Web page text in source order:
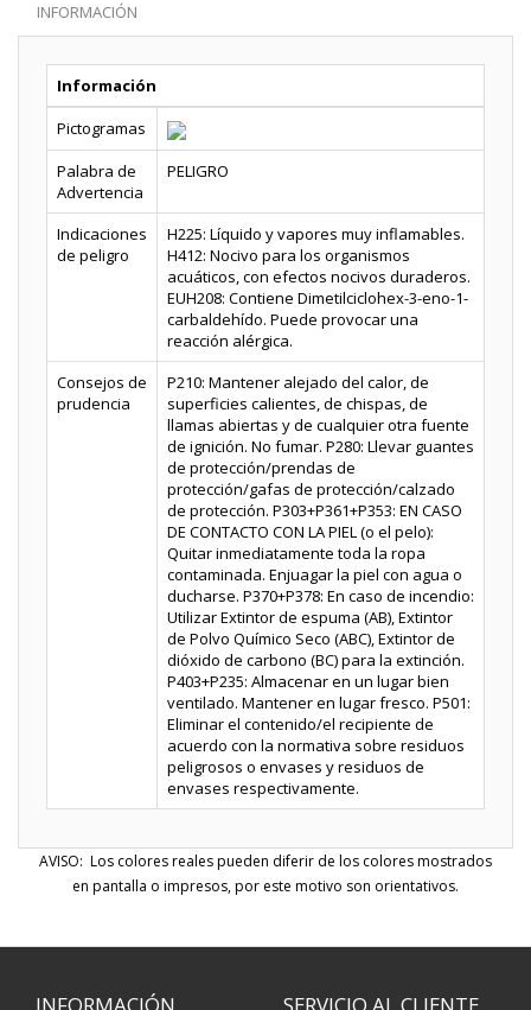
INFORMACIÓN
Información
Pictogramas
Palabra de
Advertencia
PELIGRO
Indicaciones
de peligro
H225: Líquido y vapores muy inflamables.
H412: Nocivo para los organismos
acuáticos, con efectos nocivos duraderos.
EUH208: Contiene Dimetilciclohex-3-eno-1-
carbaldehído. Puede provocar una
reacción alérgica.
Consejos de
prudencia
P210: Mantener alejado del calor, de
superficies calientes, de chispas, de
llamas abiertas y de cualquier otra fuente
de ignición. No fumar. P280: Llevar guantes
de protección/prendas de
protección/gafas de protección/calzado
de protección. P303+P361+P353: EN CASO
DE CONTACTO CON LA PIEL (o el pelo):
Quitar inmediatamente toda la ropa
contaminada. Enjuagar la piel con agua o
ducharse. P370+P378: En caso de incendio:
Utilizar Extintor de espuma (AB), Extintor
de Polvo Químico Seco (ABC), Extintor de
dióxido de carbono (BC) para la extinción.
P403+P235: Almacenar en un lugar bien
ventilado. Mantener en lugar fresco. P501:
Eliminar el contenido/el recipiente de
acuerdo con la normativa sobre residuos
peligrosos o envases y residuos de
envases respectivamente.
AVISO: Los colores reales pueden diferir de los colores mostrados
en pantalla o impresos, por este motivo son orientativos.